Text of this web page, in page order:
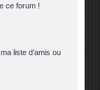
ce forum !
liste d’amis ou